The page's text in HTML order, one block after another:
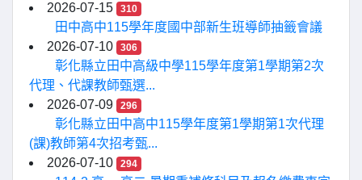
2026-07-15
310
田中高中115學年度國中部新生班導師抽籤會議
2026-07-10
306
彰化縣立田中高級中學115學年度第1學期第2次
代理、代課教師甄選...
2026-07-09
296
彰化縣立田中高中115學年度第1學期第1次代理
(課)教師第4次招考甄...
2026-07-10
294